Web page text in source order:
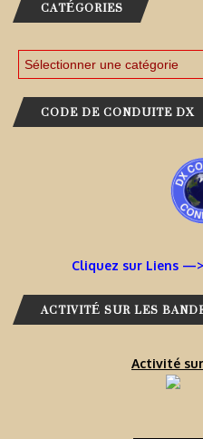
CATÉGORIES
CODE DE CONDUITE DX
Cliquez sur Liens
ACTIVITÉ SUR LES
Activité